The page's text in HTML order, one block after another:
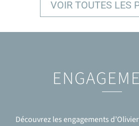
VOIR TOUTES LES
Découvrez les engagements